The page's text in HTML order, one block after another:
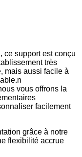
ce support est conçu
très
mais aussi facile à
vous offrons la
facilement
grâce à notre
flexibilité accrue